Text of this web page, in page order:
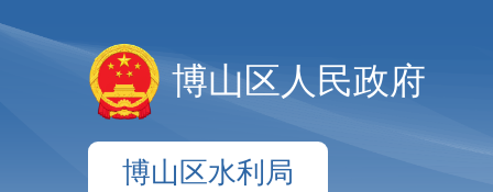
博山区人民政府
博山区水利局